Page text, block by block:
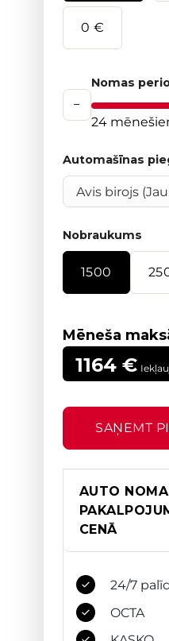
0 €
−
Nomas
24
Automašīnas
Nobraukums
1500
Mēneša
1164 €
SAŅEMT
AUTO
CENĀ
24/7
OCTA